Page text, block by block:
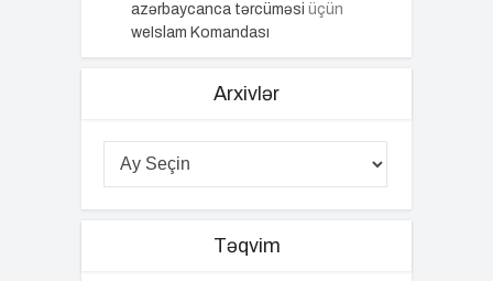
azərbaycanca tərcüməsi üçün
weIslam Komandası
Arxivlər
Təqvim